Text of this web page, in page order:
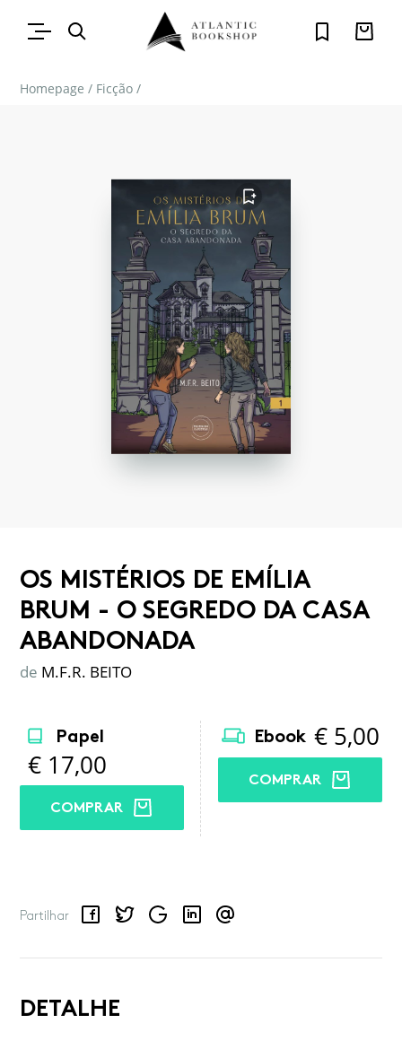
Homepage / Ficção /
FAVORITO
OS MISTÉRIOS DE EMÍLIA
BRUM - O SEGREDO DA CASA
ABANDONADA
de M.F.R. BEITO
Papel
€ 17,00
COMPRAR
Ebook € 5,00
COMPRAR
Partilhar
FacebookTwitterGoogle LinkedInEmail
DETALHE